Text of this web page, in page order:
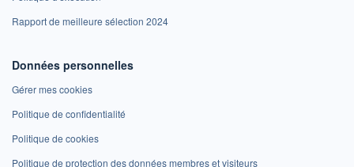
Rapport de meilleure sélection 2024
Données personnelles
Gérer mes cookies
Politique de confidentialité
Politique de cookies
Politique de protection des données membres et visiteurs